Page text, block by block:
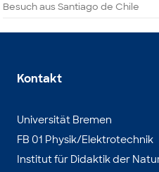
Besuch aus Santiago de Chile
Kontakt
Universität Bremen
FB 01 Physik/Elektrotechnik
Institut für Didaktik der